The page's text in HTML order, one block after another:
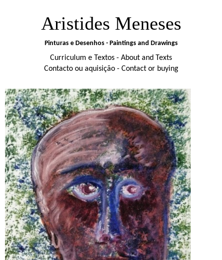
Aristides Meneses
Pinturas e Desenhos - Paintings and Drawings
Curriculum e Textos - About and Texts
Contacto ou aquisição - Contact or buying